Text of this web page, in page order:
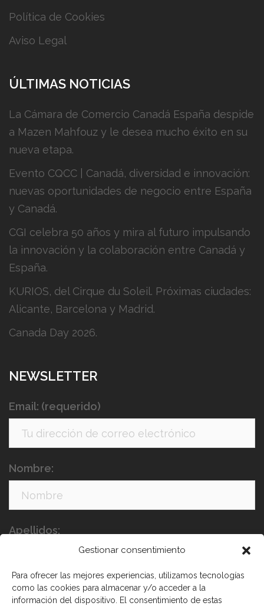
Gestionar consentimiento
Para ofrecer las mejores experiencias, utilizamos tecnologías
como las cookies para almacenar y/o acceder a la
información del dispositivo. El consentimiento de estas
Política de Cookies
Aviso Legal
ÚLTIMAS NOTICIAS
La Cámara de Comercio Canadá España despide
a Mazen Mahfouz y le desea mucho éxito en su
nueva etapa.
Evento CQCC | Canadá, diversidad e innovación:
nuevas oportunidades de negocio entre España
y Canadá.
CGI celebra 50 años y mira al futuro impulsando
la innovación y la colaboración entre Canadá y
España.
KURIOS, del Cirque du Soleil. Próximas ciudades:
Alicante, Barcelona y Madrid.
Canada Day 2026.
NEWSLETTER
Email: (requerido)
Nombre:
Apellidos: